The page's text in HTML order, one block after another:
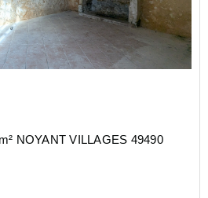
NOYANT VILLAGES 49490